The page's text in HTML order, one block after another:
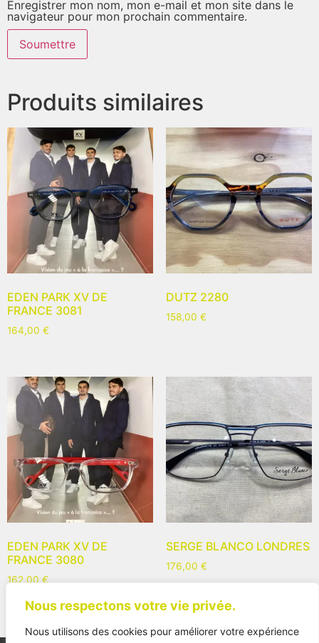
Nous respectons votre vie privée.
Nous utilisons des cookies pour améliorer votre expérience
Enregistrer mon nom, mon e-mail et mon site dans le
navigateur pour mon prochain commentaire.
Produits similaires
EDEN PARK XV DE
FRANCE 3081
164,00 €
DUTZ 2280
158,00 €
EDEN PARK XV DE
FRANCE 3080
162,00 €
SERGE BLANCO LONDRES
176,00 €